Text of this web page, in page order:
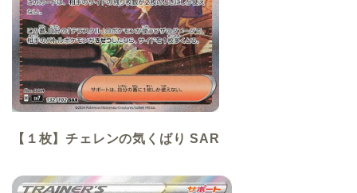
【１枚】チェレンの気くばり SAR